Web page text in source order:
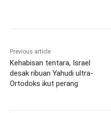
Previous article
Kehabisan tentara, Israel
desak ribuan Yahudi ultra-
Ortodoks ikut perang